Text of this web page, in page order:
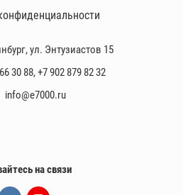
ул. Энтузиастов 15
30 88,+7 902 879 82 32
info@e7000.ru
на связи